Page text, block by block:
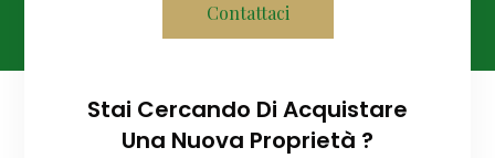
Contattaci
Stai Cercando Di Acquistare
Una Nuova Proprietà ?